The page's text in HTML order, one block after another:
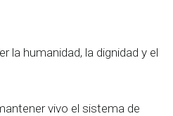
la humanidad, la dignidad y el
vivo el sistema de